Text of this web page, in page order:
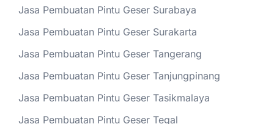
Jasa Pembuatan Pintu Geser Surabaya
Jasa Pembuatan Pintu Geser Surakarta
Jasa Pembuatan Pintu Geser Tangerang
Jasa Pembuatan Pintu Geser Tanjungpinang
Jasa Pembuatan Pintu Geser Tasikmalaya
Jasa Pembuatan Pintu Geser Tegal